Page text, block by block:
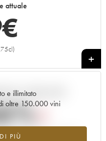
attuale
€
+
e illimitato
oltre 150.000 vini
PIÙ
in tempo reale
dell'annata 2003 nel 2026